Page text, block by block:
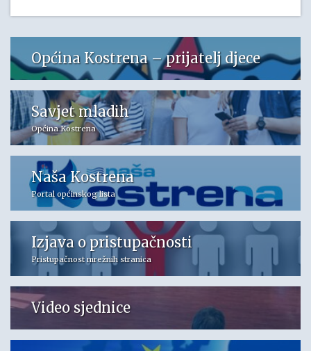
Općina Kostrena – prijatelj djece
Savjet mladih
Općina Kostrena
Naša Kostrena
Portal općinskog lista
Izjava o pristupačnosti
Pristupačnost mrežnih stranica
Video sjednice